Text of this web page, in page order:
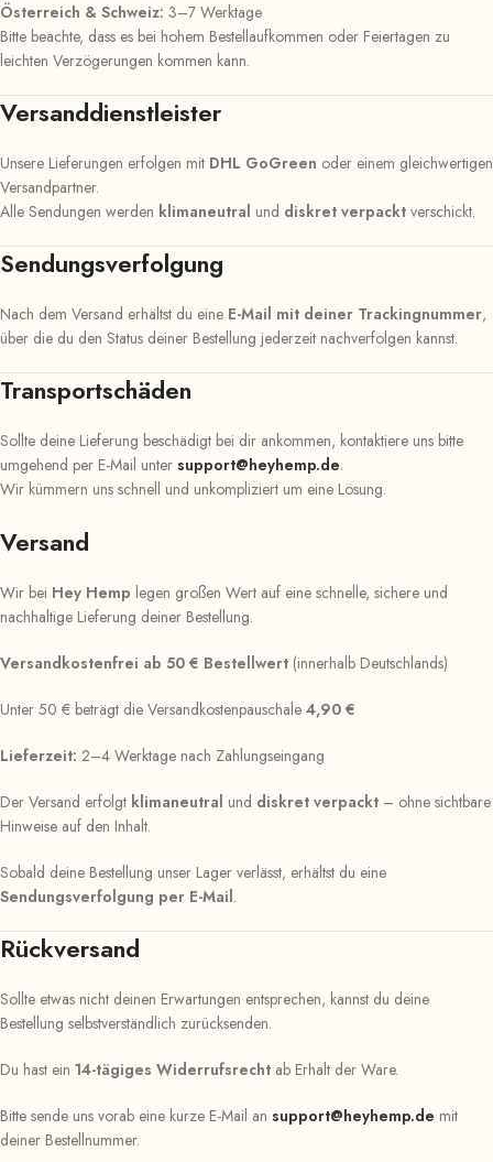
Österreich & Schweiz: 3–7 Werktage
Bitte beachte, dass es bei hohem Bestellaufkommen oder Feiertagen zu
leichten Verzögerungen kommen kann.
Versanddienstleister
Unsere Lieferungen erfolgen mit DHL GoGreen oder einem gleichwertigen
Versandpartner.
Alle Sendungen werden klimaneutral und diskret verpackt verschickt.
Sendungsverfolgung
Nach dem Versand erhältst du eine E-Mail mit deiner Trackingnummer,
über die du den Status deiner Bestellung jederzeit nachverfolgen kannst.
Transportschäden
Sollte deine Lieferung beschädigt bei dir ankommen, kontaktiere uns bitte
umgehend per E-Mail unter support@heyhemp.de.
Wir kümmern uns schnell und unkompliziert um eine Lösung.
Versand
Wir bei Hey Hemp legen großen Wert auf eine schnelle, sichere und
nachhaltige Lieferung deiner Bestellung.
Versandkostenfrei ab 50 € Bestellwert (innerhalb Deutschlands)
Unter 50 € beträgt die Versandkostenpauschale 4,90 €
Lieferzeit: 2–4 Werktage nach Zahlungseingang
Der Versand erfolgt klimaneutral und diskret verpackt – ohne sichtbare
Hinweise auf den Inhalt.
Sobald deine Bestellung unser Lager verlässt, erhältst du eine
Sendungsverfolgung per E-Mail.
Rückversand
Sollte etwas nicht deinen Erwartungen entsprechen, kannst du deine
Bestellung selbstverständlich zurücksenden.
Du hast ein 14-tägiges Widerrufsrecht ab Erhalt der Ware.
Bitte sende uns vorab eine kurze E-Mail an support@heyhemp.de mit
deiner Bestellnummer.